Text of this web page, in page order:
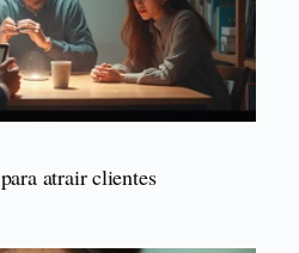
atrair clientes